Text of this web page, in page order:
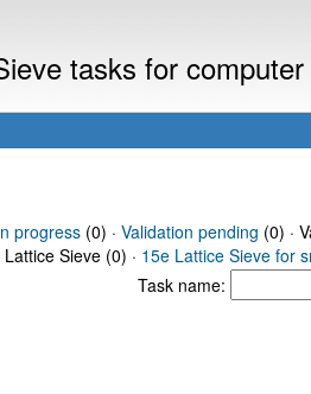
tasks for
progress(0) · Validation pending (0) ·
Lattice Sieve (0) · 15e Lattice Sieve for
Task name: